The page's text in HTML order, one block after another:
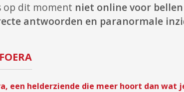
op dit moment niet online voor
antwoorden en paranormale
een helderziende die meer hoort dan wat